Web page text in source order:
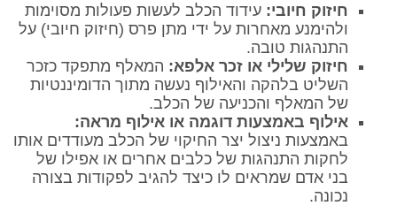
חיזוק חיובי: עידוד הכלב לעשות פעולות מסוימות
ולהימנע מאחרות על ידי מתן פרס (חיזוק חיובי) על
התנהגות טובה.
חיזוק שלילי או זכר אלפא: המאלף מתפקד כזכר
השליט בלהקה והאילוף נעשה מתוך הדומיננטיות
של המאלף והכניעה של הכלב.
אילוף באמצעות דוגמה או אילוף מראה:
באמצעות ניצול יצר החיקוי של הכלב מעודדים אותו
לחקות התנהגות של כלבים אחרים או אפילו של
בני אדם שמראים לו כיצד להגיב לפקודות בצורה
נכונה.